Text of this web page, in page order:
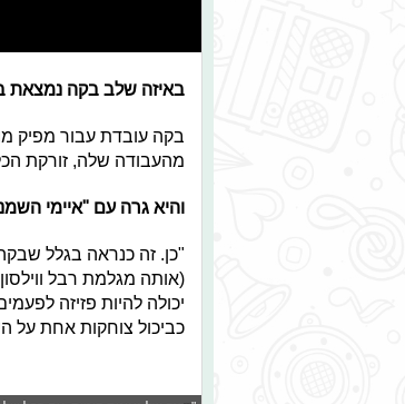
באיזה שלב בקה
בקה עובדת עבור מפיק
מהעבודה שלה, זורקת
והיא גרה עם "איימי
"כן. זה כנראה בגלל
(אותה מגלמת רבל
יכולה להיות פזיזה
כביכול צוחקות אחת על